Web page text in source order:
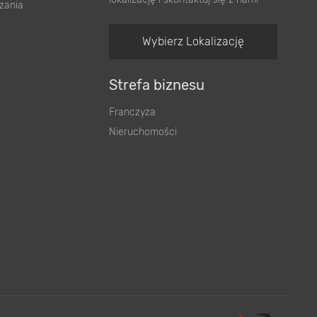
Wybierz Lokalizację
Strefa biznesu
Franczyza
Nieruchomości